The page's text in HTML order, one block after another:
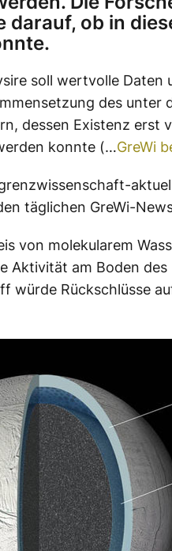
darauf, ob in
soll wertvolle Daten
des unter
dessen Existenz erst
konnte (…GreWi
täglichen GreWi-
von molekularem
Aktivität am Boden des
würde Rückschlüsse